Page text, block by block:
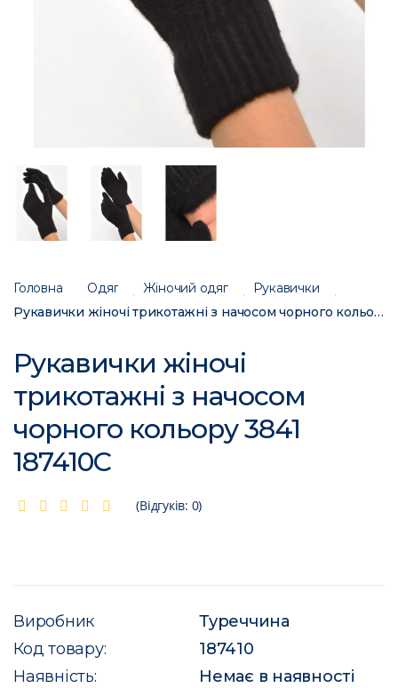
Головна Одяг Жіночий одяг
Рукавички
Рукавички жіночі трикотажні з начосом чорного кольору 3841 187410C
Рукавички жіночі
трикотажні з начосом
чорного кольору 3841
187410C
(Відгуків: 0)
Виробник
Туреччина
Код товару:
187410
Наявність:
Немає в наявності